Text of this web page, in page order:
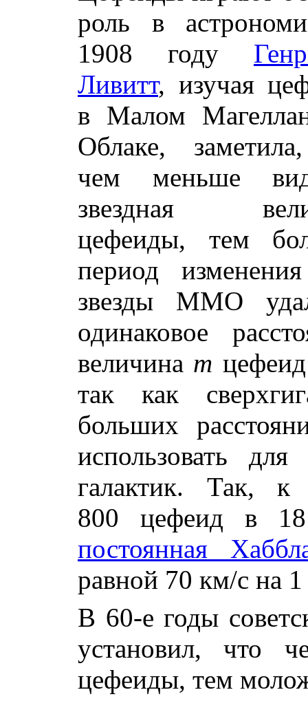
роль в
1908 году
Ливитт, изучая
в Малом
Облаке,
чем меньше
звездная
цефеиды, тем
период
звезды ММО
одинаковое
величина m
так как
больших
использовать
галактик. Так,
800 цефеид в 18
постоянная
равной 70 км/с на
В 60-е годы
установил, что
цефеиды, тем